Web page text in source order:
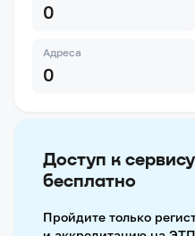
0
Адреса
0
Доступ к
бесплатно
Пройдите только